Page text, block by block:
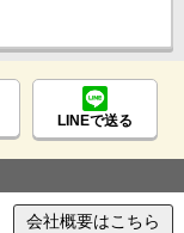
LINEで送る
会社概要はこちら